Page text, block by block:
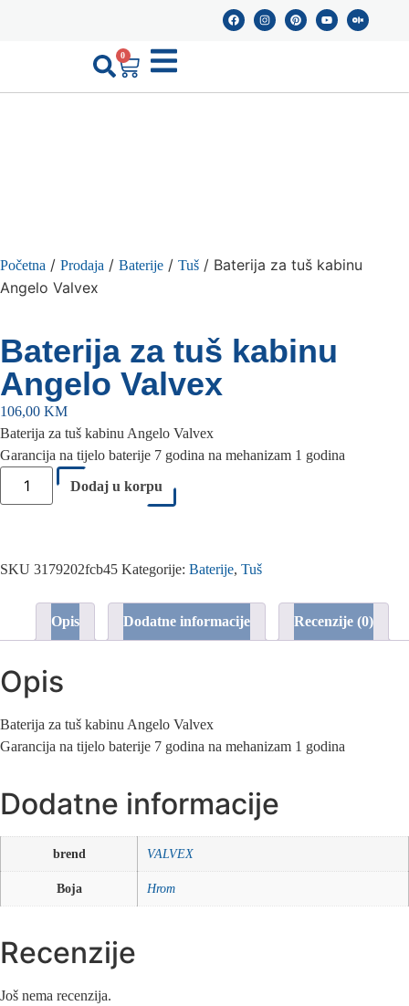
0
Početna / Prodaja / Baterije / Tuš / Baterija za tuš kabinu
Angelo Valvex
Baterija za tuš kabinu
Angelo Valvex
106,00 KM
Baterija za tuš kabinu Angelo Valvex
Garancija na tijelo baterije 7 godina na mehanizam 1 godina
Dodaj u korpu
SKU 3179202fcb45 Kategorije: Baterije, Tuš
Opis Dodatne informacije Recenzije (0)
Opis
Baterija za tuš kabinu Angelo Valvex
Garancija na tijelo baterije 7 godina na mehanizam 1 godina
Dodatne informacije
brend VALVEX
Boja Hrom
Recenzije
Još nema recenzija.